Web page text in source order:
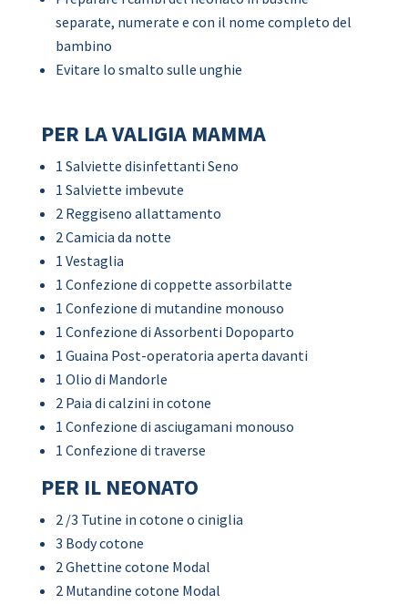
separate, numerate e con il nome completo del
bambino
Evitare lo smalto sulle unghie
PER LA VALIGIA MAMMA
1 Salviette disinfettanti Seno
1 Salviette imbevute
2 Reggiseno allattamento
2 Camicia da notte
1 Vestaglia
1 Confezione di coppette assorbilatte
1 Confezione di mutandine monouso
1 Confezione di Assorbenti Dopoparto
1 Guaina Post-operatoria aperta davanti
1 Olio di Mandorle
2 Paia di calzini in cotone
1 Confezione di asciugamani monouso
1 Confezione di traverse
PER IL NEONATO
2 /3 Tutine in cotone o ciniglia
3 Body cotone
2 Ghettine cotone Modal
2 Mutandine cotone Modal